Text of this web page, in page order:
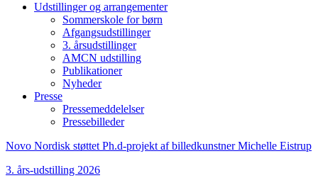
Udstillinger og arrangementer
Sommerskole for børn
Afgangsudstillinger
3. årsudstillinger
AMCN udstilling
Publikationer
Nyheder
Presse
Pressemeddelelser
Pressebilleder
Novo Nordisk støttet Ph.d-projekt af billedkunstner Michelle Eistrup
3. års-udstilling 2026